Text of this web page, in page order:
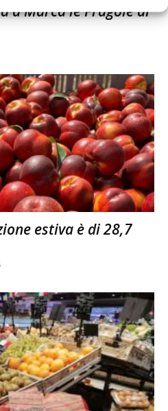
a Marca le Fragole di
estiva è di 28,7